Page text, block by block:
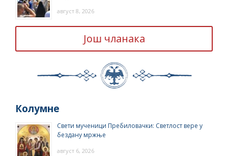
август 8, 2026
Још чланака
Колумне
Свети мученици Пребиловачки: Светлост вере у
бездану мржње
август 6, 2026